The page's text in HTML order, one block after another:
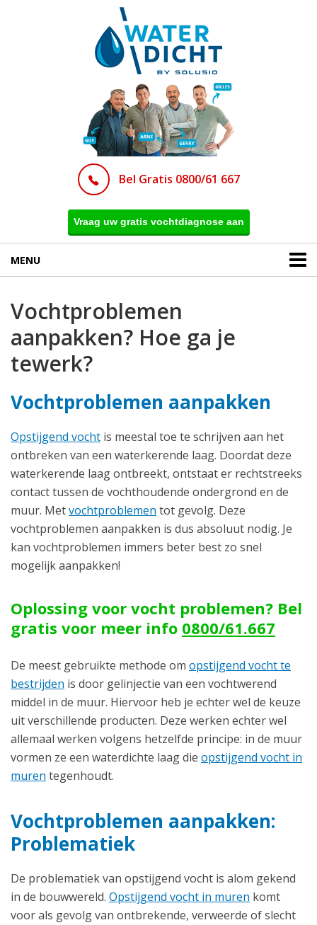
Bel Gratis 0800/61 667
Vraag uw gratis vochtdiagnose aan
MENU
Vochtproblemen
aanpakken? Hoe ga je
tewerk?
Vochtproblemen aanpakken
Opstijgend vocht is meestal toe te schrijven aan het
ontbreken van een waterkerende laag. Doordat deze
waterkerende laag ontbreekt, ontstaat er rechtstreeks
contact tussen de vochthoudende ondergrond en de
muur. Metvochtproblemen tot gevolg. Deze
vochtproblemen aanpakken is dus absoluut nodig. Je
kan vochtproblemen immers beter best zo snel
mogelijk aanpakken!
Oplossing voor vocht problemen? Bel
gratis voor meer info 0800/61.667
De meest gebruikte methode om opstijgend vocht te
bestrijden is door gelinjectie van een vochtwerend
middel in de muur. Hiervoor heb je echter wel de keuze
uit verschillende producten. Deze werken echter wel
allemaal werken volgens hetzelfde principe: in de muur
vormen ze een waterdichte laag die opstijgend vocht in
muren tegenhoudt.
Vochtproblemen aanpakken:
Problematiek
De problematiek van opstijgend vocht is alom gekend
in de bouwwereld. Opstijgend vocht in muren komt
voor als gevolg van ontbrekende, verweerde of slecht